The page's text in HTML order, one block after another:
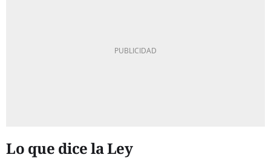
Lo que dice la Ley